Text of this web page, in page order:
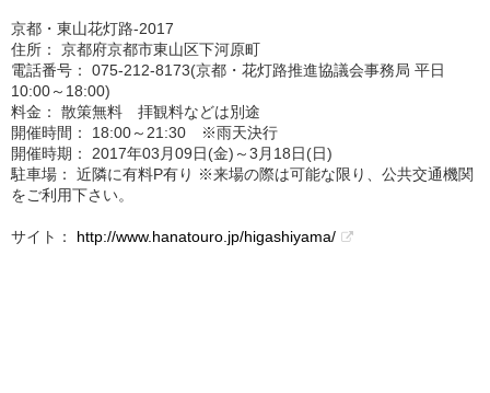
京都・東山花灯路-2017
住所： 京都府京都市東山区下河原町
電話番号： 075-212-8173(京都・花灯路推進協議会事務局 平日
10:00～18:00)
料金： 散策無料 拝観料などは別途
開催時間： 18:00～21:30 ※雨天決行
開催時期： 2017年03月09日(金)～3月18日(日)
駐車場： 近隣に有料P有り ※来場の際は可能な限り、公共交通機関
をご利用下さい。
サイト： http://www.hanatouro.jp/higashiyama/